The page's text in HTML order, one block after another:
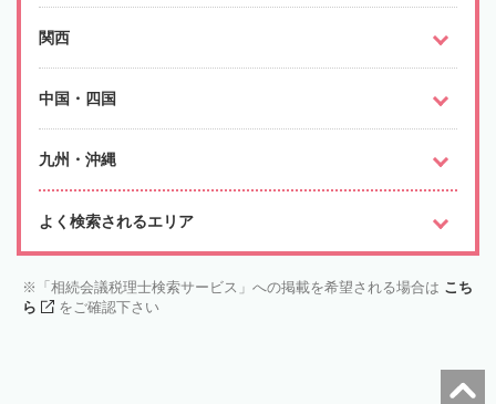
関西
中国・四国
九州・沖縄
よく検索されるエリア
「相続会議税理士検索サービス」への掲載を希望される場合は こち
ら
をご確認下さい